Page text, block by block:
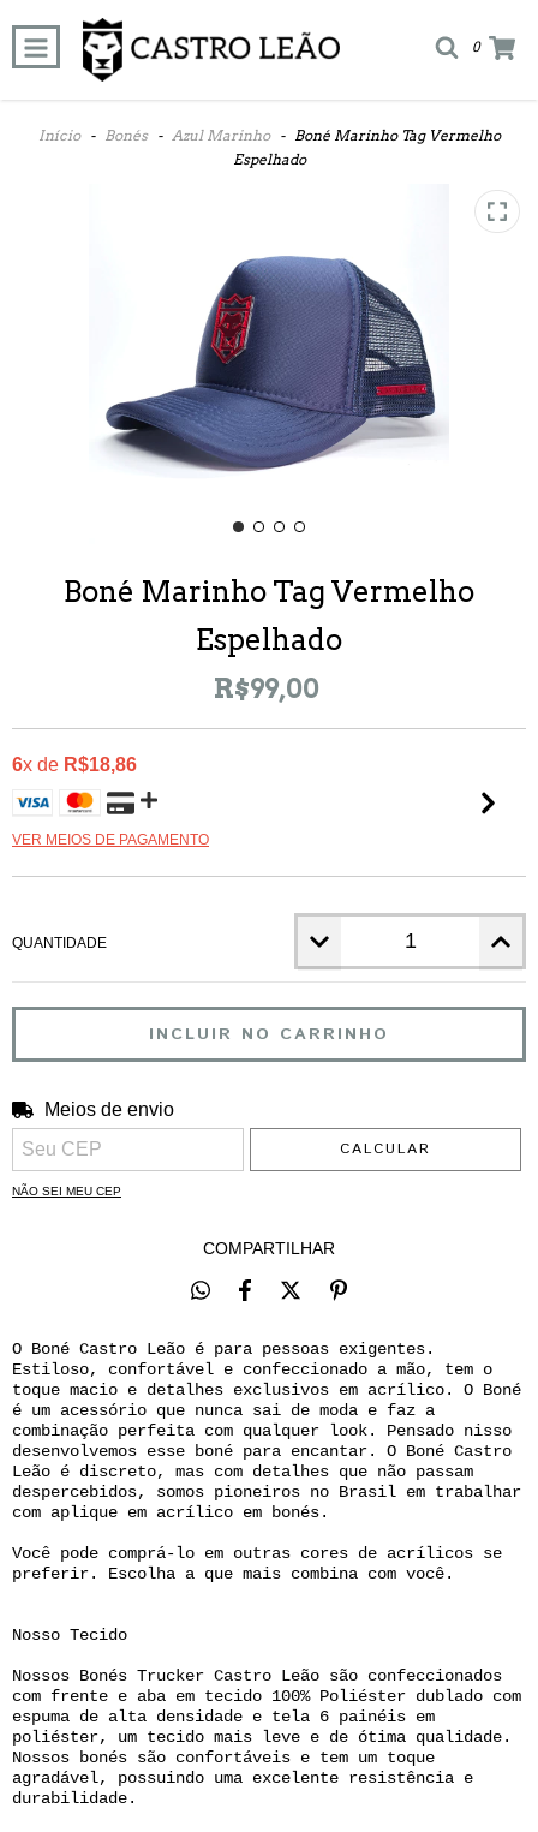
0
Início - Bonés - Azul Marinho -
Boné Marinho Tag Vermelho
Espelhado
Boné Marinho Tag Vermelho
Espelhado
R$99,00
6x de R$18,86
VER MEIOS DE PAGAMENTO
QUANTIDADE
Entregas para o CEP:
Meios de envio
CALCULAR
NÃO SEI MEU CEP
COMPARTILHAR
O Boné Castro Leão é para pessoas exigentes.
Estiloso, confortável e confeccionado a mão, tem o
toque macio e detalhes exclusivos em acrílico. O Boné
é um acessório que nunca sai de moda e faz a
combinação perfeita com qualquer look. Pensado nisso
desenvolvemos esse boné para encantar. O Boné Castro
Leão é discreto, mas com detalhes que não passam
despercebidos, somos pioneiros no Brasil em trabalhar
com aplique em acrílico em bonés.
Você pode comprá-lo em outras cores de acrílicos se
preferir. Escolha a que mais combina com você.
Nosso Tecido
Nossos Bonés Trucker Castro Leão são confeccionados
com frente e aba em tecido 100% Poliéster dublado com
espuma de alta densidade e tela 6 painéis em
poliéster, um tecido mais leve e de ótima qualidade.
Nossos bonés são confortáveis e tem um toque
agradável, possuindo uma excelente resistência e
durabilidade.